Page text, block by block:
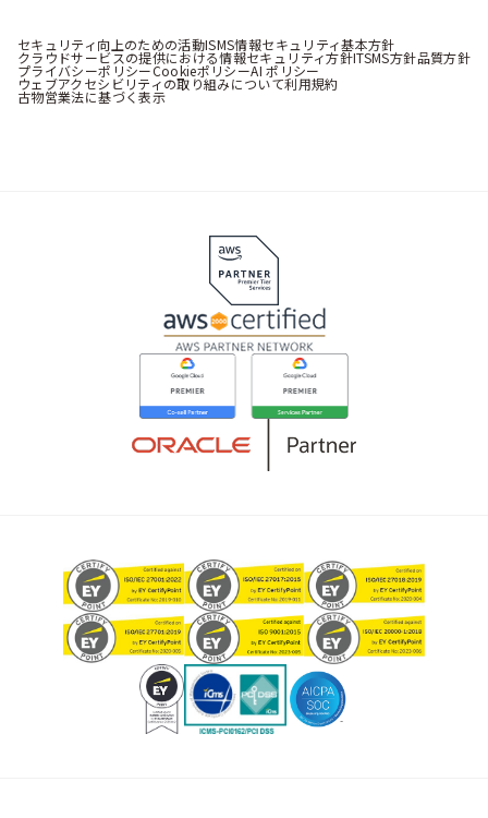
セキュリティ向上のための活動ISMS情報セキュリティ基本方針
クラウドサービスの提供における情報セキュリティ方針ITSMS方針品質方針
プライバシーポリシーCookieポリシーAI ポリシー
ウェブアクセシビリティの取り組みについて利用規約
古物営業法に基づく表示